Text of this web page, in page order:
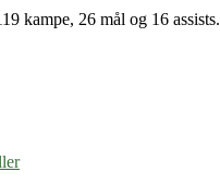
kampe, 26 mål og 16 assists.